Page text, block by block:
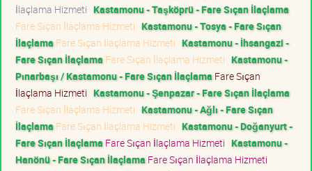
İlaçlama Hizmeti Kastamonu - Taşköprü - Fare Sıçan İlaçlama
Fare Sıçan İlaçlama Hizmeti Kastamonu - Tosya - Fare Sıçan
İlaçlama Fare Sıçan İlaçlama Hizmeti Kastamonu - İhsangazi -
Fare Sıçan İlaçlama Fare Sıçan İlaçlama Hizmeti Kastamonu -
Pınarbaşı / Kastamonu - Fare Sıçan İlaçlama Fare Sıçan
İlaçlama Hizmeti Kastamonu - Şenpazar - Fare Sıçan İlaçlama
Fare Sıçan İlaçlama Hizmeti Kastamonu - Ağlı - Fare Sıçan
İlaçlama Fare Sıçan İlaçlama Hizmeti Kastamonu - Doğanyurt -
Fare Sıçan İlaçlama Fare Sıçan İlaçlama Hizmeti Kastamonu -
Hanönü - Fare Sıçan İlaçlama Fare Sıçan İlaçlama Hizmeti